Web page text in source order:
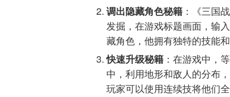
调出隐藏角色秘籍 ：《三国
发掘，在游戏标题画面，输
藏角色，他拥有独特的技能
快速升级秘籍 ：在游戏中，
中，利用地形和敌人的分布
玩家可以使用连续技将他们